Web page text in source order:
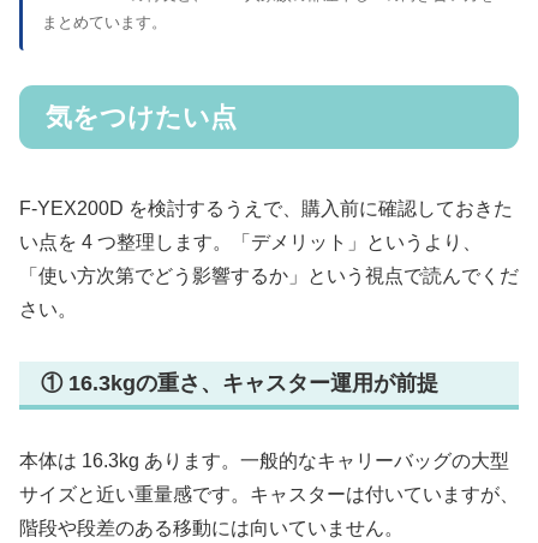
まとめています。
気をつけたい点
F-YEX200D を検討するうえで、購入前に確認しておきた
い点を 4 つ整理します。「デメリット」というより、
「使い方次第でどう影響するか」という視点で読んでくだ
さい。
① 16.3kgの重さ、キャスター運用が前提
本体は 16.3kg あります。一般的なキャリーバッグの大型
サイズと近い重量感です。キャスターは付いていますが、
階段や段差のある移動には向いていません。